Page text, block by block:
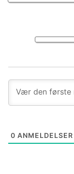
0 ANMELDELSER